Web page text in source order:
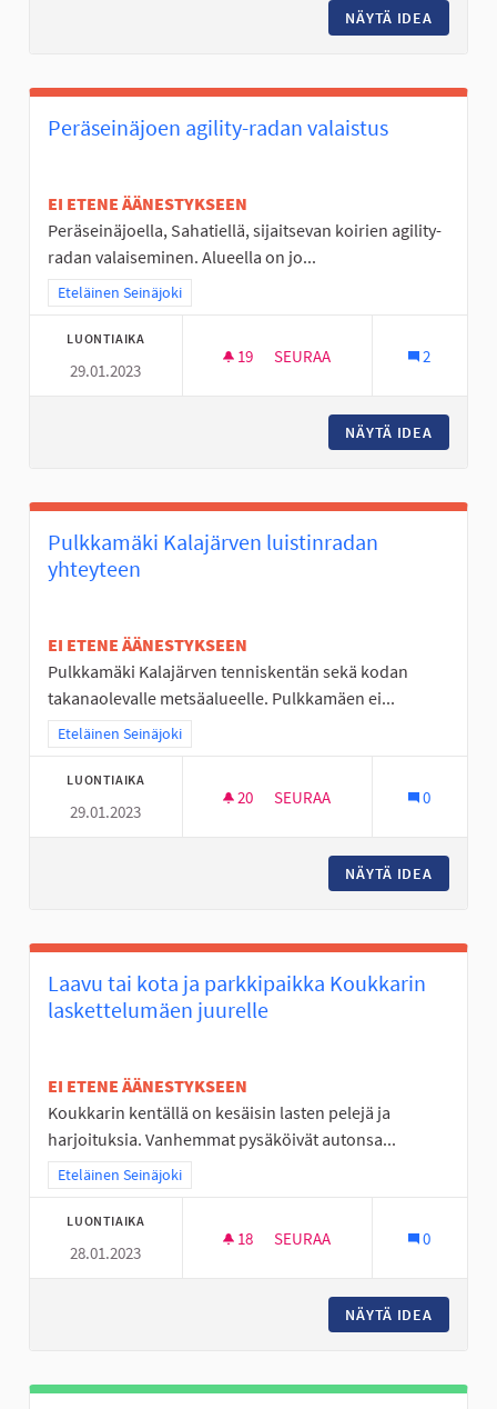
NÄYTÄ IDEA
Peräseinäjoen agility-radan valaistus
EI ETENE ÄÄNESTYKSEEN
Peräseinäjoella, Sahatiellä, sijaitsevan koirien agility-
radan valaiseminen. Alueella on jo...
Rajaa tulokset teeman mukaan: Eteläinen Seinäjoki
Eteläinen Seinäjoki
LUONTIAIKA
29.01.2023
19 19 SEURAAJAA
SEURAA 2
NÄYTÄ IDEA
Pulkkamäki Kalajärven luistinradan
yhteyteen
EI ETENE ÄÄNESTYKSEEN
Pulkkamäki Kalajärven tenniskentän sekä kodan
takanaolevalle metsäalueelle. Pulkkamäen ei...
Rajaa tulokset teeman mukaan: Eteläinen Seinäjoki
Eteläinen Seinäjoki
LUONTIAIKA
29.01.2023
20 20 SEURAAJAA
SEURAA 0
NÄYTÄ IDEA
Laavu tai kota ja parkkipaikka Koukkarin
laskettelumäen juurelle
EI ETENE ÄÄNESTYKSEEN
Koukkarin kentällä on kesäisin lasten pelejä ja
harjoituksia. Vanhemmat pysäköivät autonsa...
Rajaa tulokset teeman mukaan: Eteläinen Seinäjoki
Eteläinen Seinäjoki
LUONTIAIKA
28.01.2023
18 18 SEURAAJAA
SEURAA 0
NÄYTÄ IDEA